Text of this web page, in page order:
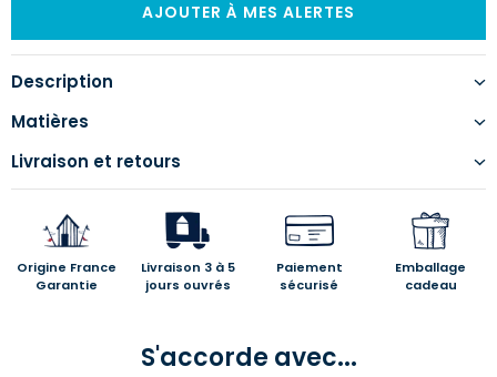
Description
Matières
Livraison et retours
Origine France
Garantie
Livraison 3 à 5
jours ouvrés
Paiement
sécurisé
Emballage
cadeau
S'accorde avec...